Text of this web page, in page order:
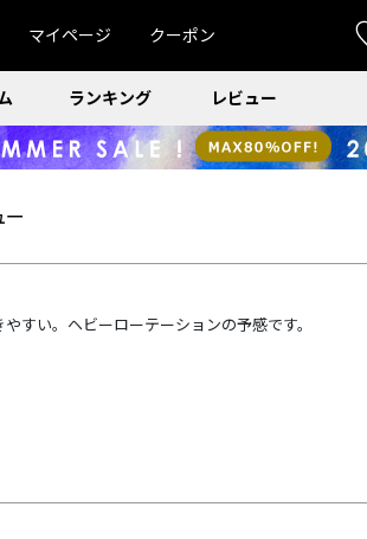
マイページ クーポン
ランキング レビュー
ー
すい。ヘビーローテーションの予感です。